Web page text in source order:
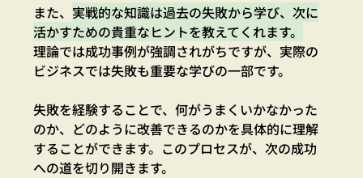
また、 実戦的な知識は過去の失敗から学び、次に
活かすための貴重なヒントを教えてくれます。
理論では成功事例が強調されがちですが、実際の
ビジネスでは失敗も重要な学びの一部です。
失敗を経験することで、何がうまくいかなかった
のか、どのように改善できるのかを具体的に理解
することができます。このプロセスが、次の成功
への道を切り開きます。